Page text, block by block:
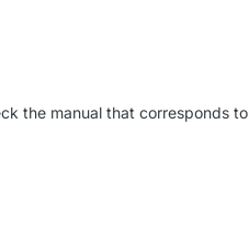
the manual that corresponds